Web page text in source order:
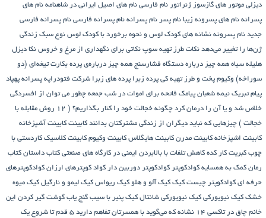
دیزلی موتور های گازسوز ژنراتور نام فارسی نام های اصیل ایرانی در شاهنامه نام های
پسرانه نام های پسرونه زیبا نام پسر نام پسرانه نام پسرانه فارسی نام پسرانه فارسی
جدید نام پسرونه نشانه های کودک لوس و نحوه برخورد با کودک لوس نوع سبک زندگی
ژن‌ها را تغییر می‌دهد نکات طرز تهیه سوپ نکاتی برای نگهداری از مرغ و خروس نکا دیزل
هلیله سیاه همه چیز درباره دستگاه فشارسنج همه چیز درباره‌ی پرده بکارت تیغه‌ای (دو
سوراخه) وکیوم پخت و طرز تهیه کی پرده زبرا پرده های زبرا شرکت فتودراپه پسرانه پهپاد
پیام تبریک نیمه شعبان پیامک فاتحه برای اموات در شب جمعه چطور می توان از افسردگی
خلاص شد و یا آن را درمان کرد
چگونه خجالت خود را کنار بگذاریم؟ ( 12 روش مقابله با
خجالت ) چیزهایی که نباید دیگران از زندگی مشترکتان بدانند کابینت کابینت آشپزخانه
کابینت اشپزخانه کابینت مدرن کابینت هایگلاس کابینت وکیوم کابینت کلاسیک کاردستی با
چوب کبریت کار کده کاهش تلفات با بالابردن ایمنی در کارگاه های صنعتی کتاب داستان کتاب
رمان کمک به همسایه کوادکوپتر کوادکوپتر دوربین دار کواد کوپترهای ارزان کوادکوپترهای
حرفه ای کوادکوپتر چیست کیک کیک آلو و هلو کیک ریواس کیک لیمو و نارگیل کیک میوه
خشک کیک نیویورکی کیک نیویورکی شانتال کیک پنیر با سیب گنج‌ یاب گوشت گیر کردن این
خانم چاق در تاکسی ۱۴ نشانه که می‌گوید با همسرتان تفاهم دارید ۵ قدم تا شروع یک